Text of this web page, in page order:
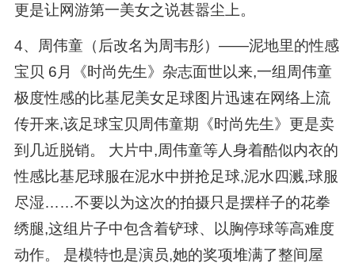
更是让网游第一美女之说甚嚣尘上。
4、周伟童（后改名为周韦彤）——泥地里的性感
宝贝 6月《时尚先生》杂志面世以来,一组周伟童
极度性感的比基尼美女足球图片迅速在网络上流
传开来,该足球宝贝周伟童期《时尚先生》更是卖
到几近脱销。 大片中,周伟童等人身着酷似内衣的
性感比基尼球服在泥水中拼抢足球,泥水四溅,球服
尽湿……不要以为这次的拍摄只是摆样子的花拳
绣腿,这组片子中包含着铲球、以胸停球等高难度
动作。 是模特也是演员,她的奖项堆满了整间屋